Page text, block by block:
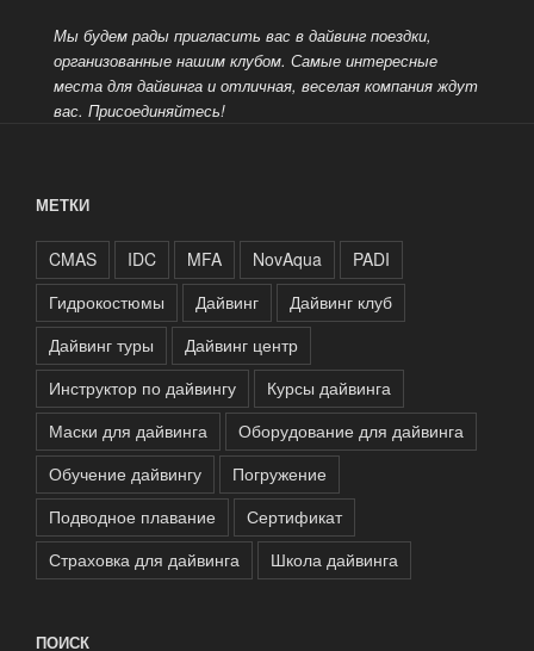
Мы будем рады пригласить вас в дайвинг поездки,
организованные нашим клубом. Самые интересные
места для дайвинга и отличная, веселая компания ждут
вас. Присоединяйтесь!
МЕТКИ
CMAS IDC MFA NovAqua
PADI
Гидрокостюмы
Дайвинг
Дайвинг клуб
Дайвинг туры
Дайвинг центр
Инструктор по дайвингу
Курсы дайвинга
Маски для дайвинга
Оборудование для дайвинга
Обучение дайвингу
Погружение
Подводное плавание
Сертификат
Страховка для дайвинга
Школа дайвинга
ПОИСК